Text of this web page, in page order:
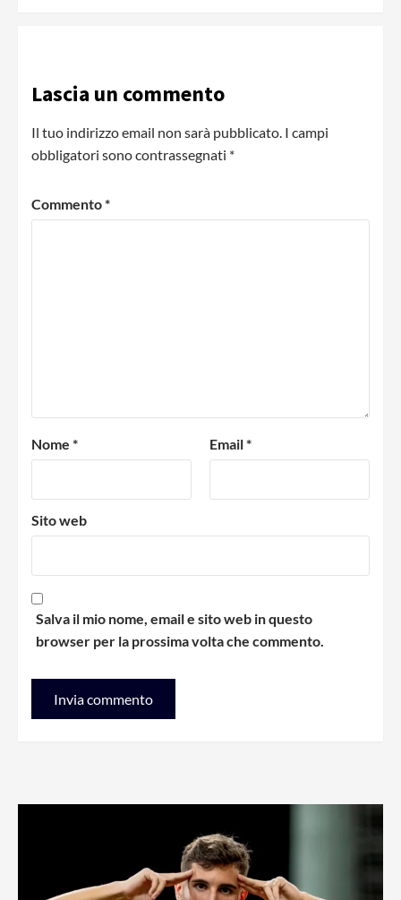
Lascia un commento
Il tuo indirizzo email non sarà pubblicato. I campi
obbligatori sono contrassegnati *
Commento*
Nome * Email*
Sito web
Salva il mio nome, email e sito web in questo
browser per la prossima volta che commento.